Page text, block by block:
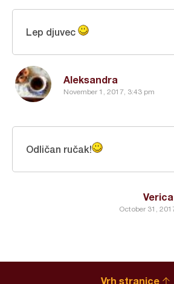
Aleksandra
November 1, 2017, 3:43 pm
Lep djuvec
October 31,
Odličan ručak!
Vrh stranice